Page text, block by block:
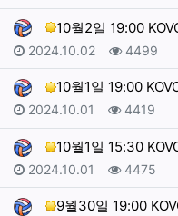
10월2일 19:00
작성일
2024.10.02 조회
4499
10월1일 19:00
작성일
2024.10.01 조회
4419
10월1일 15:30
작성일
2024.10.01 조회
4475
9월30일 19:00